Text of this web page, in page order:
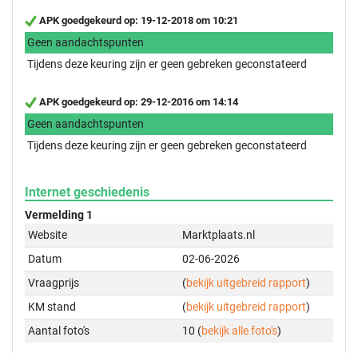
APK goedgekeurd op: 19-12-2018 om 10:21
Geen aandachtspunten
Tijdens deze keuring zijn er geen gebreken geconstateerd
APK goedgekeurd op: 29-12-2016 om 14:14
Geen aandachtspunten
Tijdens deze keuring zijn er geen gebreken geconstateerd
Internet geschiedenis
Vermelding 1
Website
Marktplaats.nl
Datum
02-06-2026
Vraagprijs
(bekijk uitgebreid rapport)
KM stand
(bekijk uitgebreid rapport)
Aantal foto's
10 (bekijk alle foto's)